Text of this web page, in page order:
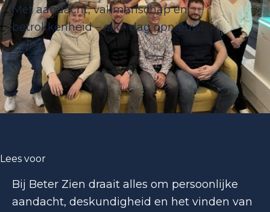
Met aandacht, vakmanschap en
betrokkenheid – elke dag opnieuw.
Lees voor
Bij Beter Zien draait alles om persoonlijke
aandacht, deskundigheid en het vinden van